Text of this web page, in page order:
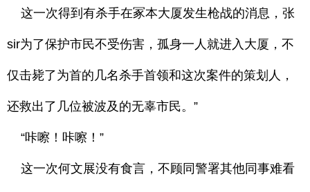
这一次得到有杀手在冢本大厦发生枪战的消息，张
sir为了保护市民不受伤害，孤身一人就进入大厦，不
仅击毙了为首的几名杀手首领和这次案件的策划人，
还救出了几位被波及的无辜市民。”
“咔嚓！咔嚓！”
这一次何文展没有食言，不顾同警署其他同事难看